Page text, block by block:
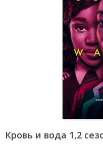
Кровь и вода 1,2